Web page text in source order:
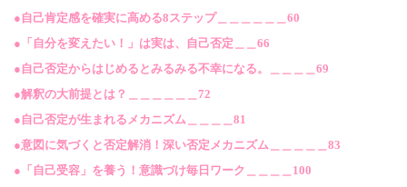
観
法！
個
●自己肯定感を確実に高める8ステップ＿＿＿＿＿＿60
●「自分を変えたい！」は実は、自己否定＿＿66
●自己否定からはじめるとみるみる不幸になる。＿＿＿＿69
●解釈の大前提とは？＿＿＿＿＿＿72
●自己否定が生まれるメカニズム＿＿＿＿81
●意図に気づくと否定解消！深い否定メカニズム＿＿＿＿＿83
●「自己受容」を養う！意識づけ毎日ワーク＿＿＿＿100